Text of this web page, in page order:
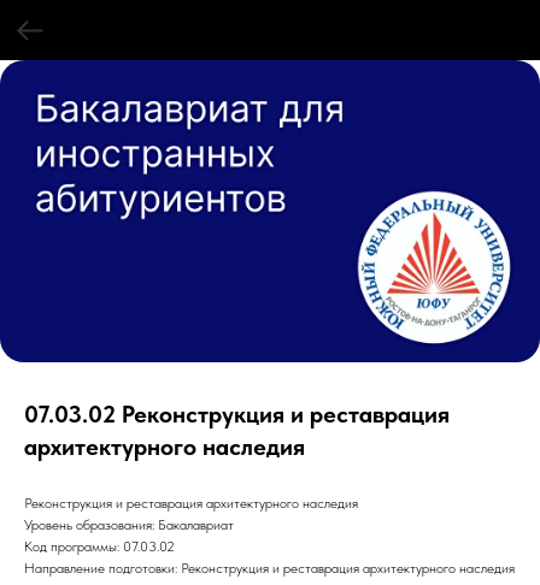
07.03.02 Реконструкция и реставрация
архитектурного наследия
Реконструкция и реставрация архитектурного наследия
Уровень образования: Бакалавриат
Код программы: 07.03.02
Направление подготовки: Реконструкция и реставрация архитектурного наследия